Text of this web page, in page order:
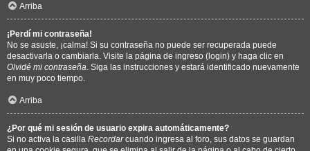
Arriba
¡Perdí mi contraseña!
No se asuste, ¡calma! Si su contraseña no puede ser recuperada puede
desactivarla o cambiarla. Visite la página de ingreso (login) y haga clic en
Olvidé mi contraseña . Siga las instrucciones y estará identificado nuevamente
en muy poco tiempo.
Arriba
¿Por qué mi sesión de usuario expira automáticamente?
Si no activa la casilla Recordarcuando ingresa al foro, sus datos se guardan